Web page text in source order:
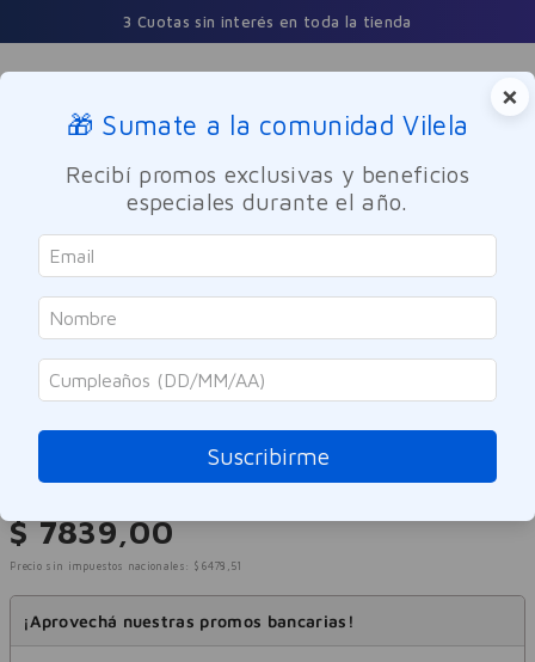
3 Cuotas sin interés en toda la tienda
Buscar
Cuidado Personal Higiene femenina Protectores Diarios
Nosotras
Protectores Diarios Nosotras
Normal 60 u
Referencia:8003836
$ 7839,00
Precio sin impuestos nacionales: $ 6478 , 51
¡Aprovechá nuestras promos bancarias!
×
🎁 Sumate a la comunidad Vilela
Recibí promos exclusivas y beneficios
especiales durante el año.
Suscribirme